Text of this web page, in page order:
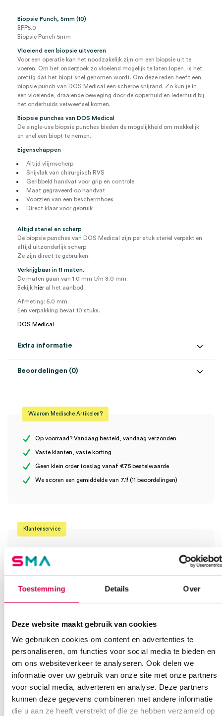
Toestemming Details Over
Deze website maakt gebruik van cookies
We gebruiken cookies om content en advertenties te
personaliseren, om functies voor social media te bieden en
om ons websiteverkeer te analyseren. Ook delen we
informatie over uw gebruik van onze site met onze partners
voor social media, adverteren en analyse. Deze partners
kunnen deze gegevens combineren met andere informatie
die u aan ze heeft verstrekt of die ze hebben verzameld op
Biopsie Punch, 5mm (10)
BPP5.0
Biopsie Punch 5mm
Vloeiend een biopsie uitvoeren
Voor een operatie kan het noodzakelijk zijn om een biopsie uit te
voeren. Om het onderzoek zo vloeiend mogelijk te laten lopen, is het
prettig dat het biopt snel genomen wordt. Om deze reden heeft een
biopsie punch van DOS Medical een scherpe snijrand. Zo kun je in
een vloeiende, draaiende beweging door de opperhuid en lederhuid bij
het onderhuids vetweefsel komen.
Biopsie punches van DOS Medical
De single-use biopsie punches bieden de mogelijkheid om makkelijk
en snel een biopt te nemen.
Eigenschappen
Altijd vlijmscherp
Snijvlak van chirurgisch RVS
Geribbeld handvat voor grip en controle
Maat gegraveerd op handvat
Voorzien van een beschermhoes
Direct klaar voor gebruik
Altijd steriel en scherp
De biopsie punches van DOS Medical zijn per stuk steriel verpakt en
altijd uitzonderlijk scherp.
Ze zijn direct te gebruiken.
Verkrijgbaar in 11 maten.
De maten gaan van 1.0 mm t/m 8.0 mm.
Bekijk hier al het aanbod
Afmeting: 5.0 mm.
Een verpakking bevat 10 stuks.
DOS Medical
Extra informatie
Steriel steriel
Beoordelingen (0)
Er zijn nog geen beoordelingen.
Je moetingelogd zijn om een beoordeling te plaatsen.
Waarom Medische Artikelen?
Op voorraad? Vandaag besteld, vandaag verzonden
Vaste klanten, vaste korting
Geen klein order toeslag vanaf €75 bestelwaarde
We scoren een gemiddelde van 7.1! (11 beoordelingen)
Klantenservice
Anca helpt je!
Of contacteer ons via een van de onderstaande opties.
08:30 tot 17:00